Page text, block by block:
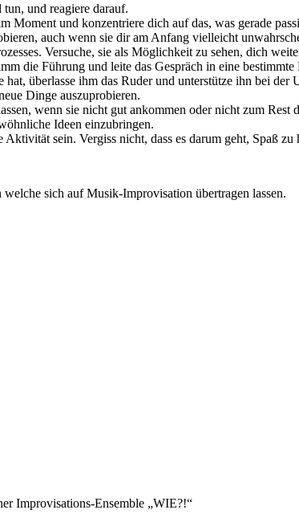
und reagiere darauf.
Moment und konzentriere dich auf das, was gerade
auch wenn sie dir am Anfang vielleicht
Versuche, sie als Möglichkeit zu sehen, dich
die Führung und leite das Gespräch in eine bestimmte
überlasse ihm das Ruder und unterstütze ihn bei der
Dinge auszuprobieren.
wenn sie nicht gut ankommen oder nicht zum Rest
Ideen einzubringen.
sein. Vergiss nicht, dass es darum geht, Spaß zu
sich auf Musik-Improvisation übertragen lassen.
Improvisations-Ensemble „WIE?!“